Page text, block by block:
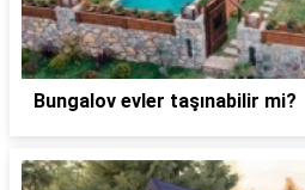
Bungalov evler taşınabilir mi?